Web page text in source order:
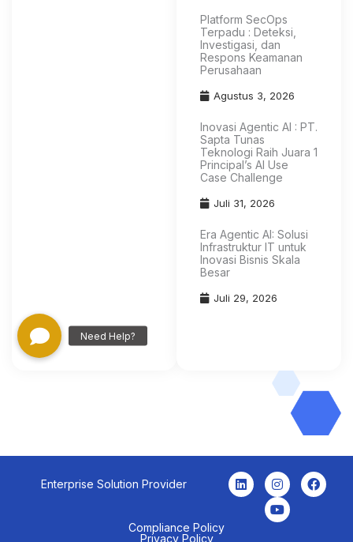
Platform SecOps
Terpadu : Deteksi,
Investigasi, dan
Respons Keamanan
Perusahaan
Agustus 3, 2026
Inovasi Agentic AI : PT.
Sapta Tunas
Teknologi Raih Juara 1
Principal’s AI Use
Case Challenge
Juli 31, 2026
Era Agentic AI: Solusi
Infrastruktur IT untuk
Inovasi Bisnis Skala
Besar
Juli 29, 2026
Privacy Policy
Compliance Policy
Enterprise Solution Provider
L
i
I
n
s
t
F
a
Y
o
u
t